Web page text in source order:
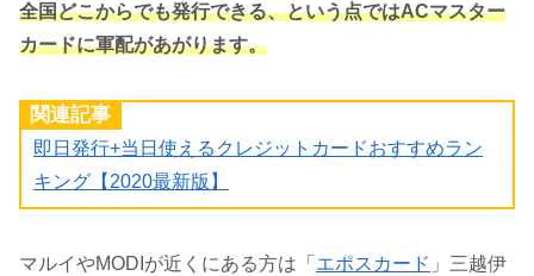
全国どこからでも発行できる、という点ではACマスター
カードに軍配があがります。
関連記事
即日発行+当日使えるクレジットカードおすすめラン
キング【2020最新版】
マルイやMODIが近くにある方は「 エポスカード 」三越伊